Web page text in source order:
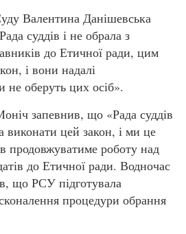
Валентина Данішевська
суддів і не обрала з
до Етичної ради, цим
і вони надалі
не оберуть цих осіб».
запевнив, що «Рада суддів
виконати цей закон, і ми це
продовжуватиме роботу над
до Етичної ради. Водночас
що РСУ підготувала
процедури обрання